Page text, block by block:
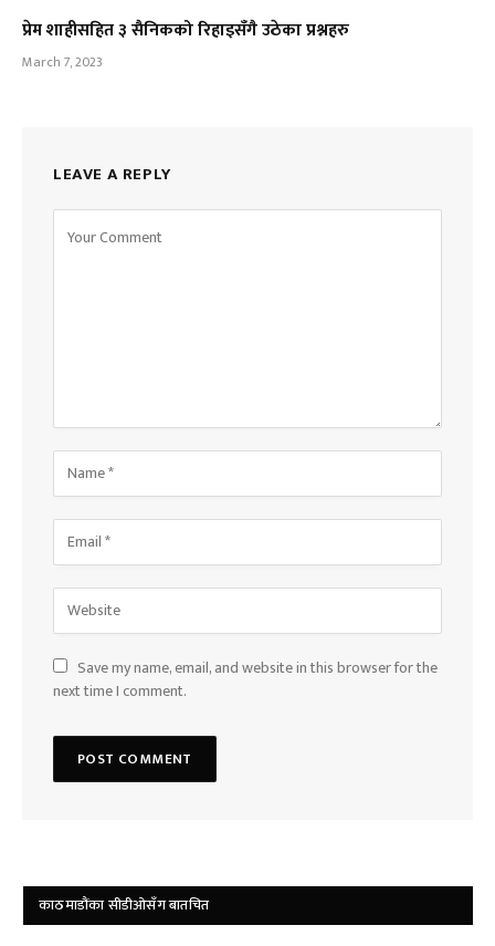
प्रेम शाहीसहित ३ सैनिकको रिहाइसँगै उठेका प्रश्नहरु
March 7, 2023
LEAVE A REPLY
Save my name, email, and website in this browser for the
next time I comment.
काठमाडौंका सीडीओसँग बातचित